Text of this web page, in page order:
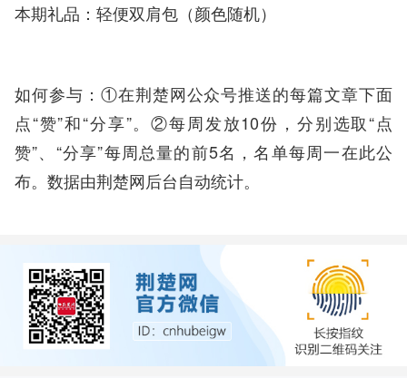
本期礼品：轻便双肩包（颜色随机）
如何参与：①在荆楚网公众号推送的每篇文章下面
点“赞”和“分享”。②每周发放10份，分别选取“点
赞”、“分享”每周总量的前5名，名单每周一在此公
布。数据由荆楚网后台自动统计。